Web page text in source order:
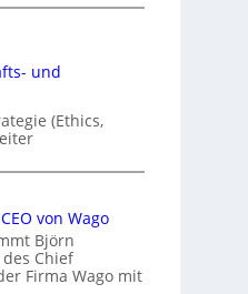
und
(Ethics,
von Wago
Björn
Chief
Firma Wago mit